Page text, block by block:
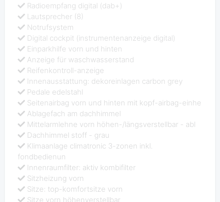
Radioempfang digital (dab+)
Lautsprecher (8)
Notrufsystem
Digital cockpit (instrumentenanzeige digital)
Einparkhilfe vorn und hinten
Anzeige für waschwasserstand
Reifenkontroll-anzeige
Innenausstattung: dekoreinlagen carbon grey
Pedale edelstahl
Seitenairbag vorn und hinten mit kopf-airbag-einhe
Ablagefach am dachhimmel
Mittelarmlehne vorn höhen-/längsverstellbar - abl
Dachhimmel stoff - grau
Klimaanlage climatronic 3-zonen inkl.
fondbedienun
Innenraumfilter: aktiv kombifilter
Sitzheizung vorn
Sitze: top-komfortsitze vorn
Sitze vorn höhenverstellbar